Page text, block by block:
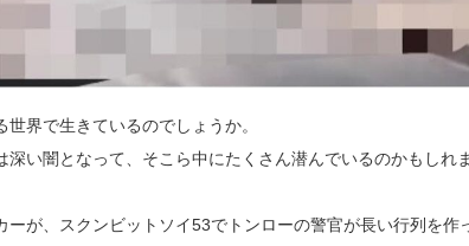
界で生きているのでしょうか。
深い闇となって、そこら中にたくさん潜んでいるのかもしれま
ーが、スクンビットソイ53でトンローの警官が長い行列を作